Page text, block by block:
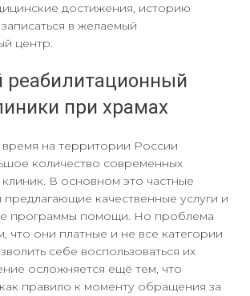
достижения, историю
в желаемый
центр.
при храмах
на территории России
количество современных
В основном это частные
качественные услуги и
программы помощи. Но проблема
что они платные и не все категории
себе воспользоваться их
осложняется ещё тем, что
правило к моменту обращения за